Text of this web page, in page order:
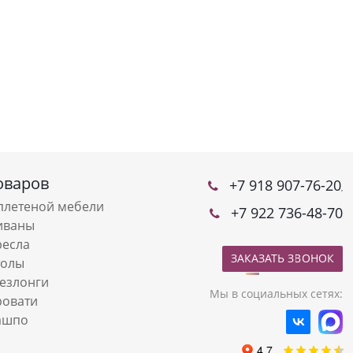
мебели
+7 918 907-76-20,
+7 922 736-48-70
ЗАКАЗАТЬ ЗВОНОК
Мы в социальных сетях: